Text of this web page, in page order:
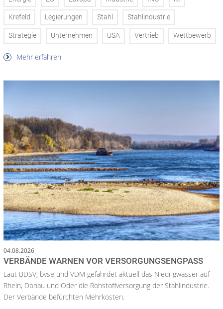
Krefeld Legierungen Stahl Stahlindustrie
Strategie Unternehmen USA Vertrieb Wettbewerb
Mehr erfahren
04.08.2026
VERBÄNDE WARNEN VOR VERSORGUNGSENGPASS
Laut BDSV, bvse und VDM gefährdet aktuell das Niedrigwasser auf
Rhein, Donau und Oder die Rohstoffversorgung der Stahlindustrie.
Der Verbände befürchten Mehrkosten.